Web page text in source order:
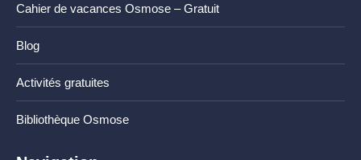
Cahier de vacances Osmose – Gratuit
Blog
Activités gratuites
Bibliothèque Osmose